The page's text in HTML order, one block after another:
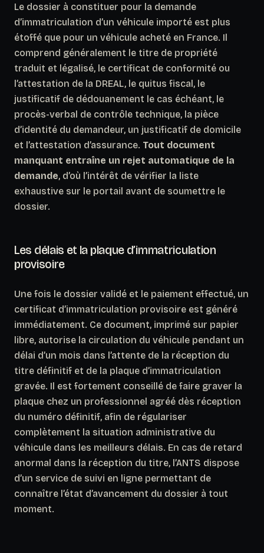
Le dossier à constituer pour la demande
d’immatriculation d’un véhicule importé est plus
étoffé que pour un véhicule acheté en France. Il
comprend généralement le titre de propriété
traduit et légalisé, le certificat de conformité ou
l’attestation de la DREAL, le quitus fiscal, le
justificatif de dédouanement le cas échéant, le
procès-verbal de contrôle technique, la pièce
d’identité du demandeur, un justificatif de domicile
et l’attestation d’assurance. Tout document
manquant entraîne un rejet automatique de la
demande, d’où l’intérêt de vérifier la liste
exhaustive sur le portail avant de soumettre le
dossier.
Les délais et la plaque d’immatriculation
provisoire
Une fois le dossier validé et le paiement effectué, un
certificat d’immatriculation provisoire est généré
immédiatement. Ce document, imprimé sur papier
libre, autorise la circulation du véhicule pendant un
délai d’un mois dans l’attente de la réception du
titre définitif et de la plaque d’immatriculation
gravée. Il est fortement conseillé de faire graver la
plaque chez un professionnel agréé dès réception
du numéro définitif, afin de régulariser
complètement la situation administrative du
véhicule dans les meilleurs délais. En cas de retard
anormal dans la réception du titre, l’ANTS dispose
d’un service de suivi en ligne permettant de
connaître l’état d’avancement du dossier à tout
moment.